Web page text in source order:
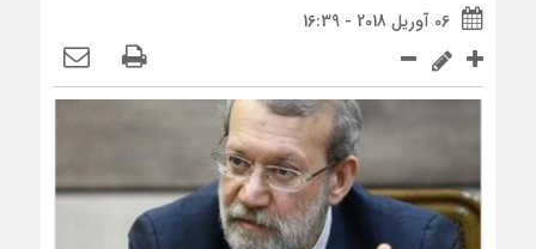
06 آوریل 2018 - 16:39